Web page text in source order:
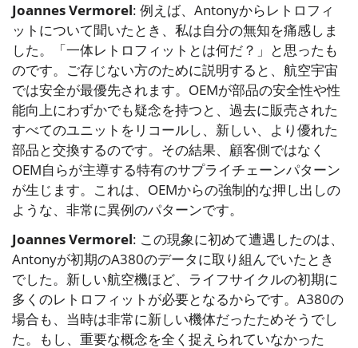
Joannes Vermorel: 例えば、Antonyからレトロフィ
ットについて聞いたとき、私は自分の無知を痛感しま
した。「一体レトロフィットとは何だ？」と思ったも
のです。ご存じない方のために説明すると、航空宇宙
では安全が最優先されます。OEMが部品の安全性や性
能向上にわずかでも疑念を持つと、過去に販売された
すべてのユニットをリコールし、新しい、より優れた
部品と交換するのです。その結果、顧客側ではなく
OEM自らが主導する特有のサプライチェーンパターン
が生じます。これは、OEMからの強制的な押し出しの
ような、非常に異例のパターンです。
Joannes Vermorel: この現象に初めて遭遇したのは、
Antonyが初期のA380のデータに取り組んでいたとき
でした。新しい航空機ほど、ライフサイクルの初期に
多くのレトロフィットが必要となるからです。A380の
場合も、当時は非常に新しい機体だったためそうでし
た。もし、重要な概念を全く捉えられていなかった